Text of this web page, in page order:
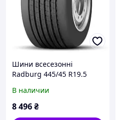
Шини всесезонні
Radburg 445/45 R19.5
(Наварка)
В наличии
8 496₴